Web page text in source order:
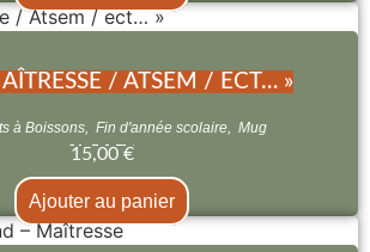
/ ATSEM / ECT… »
à Boissons, Fin d'année scolaire, Mug
15,00 €
Ajouter au panier